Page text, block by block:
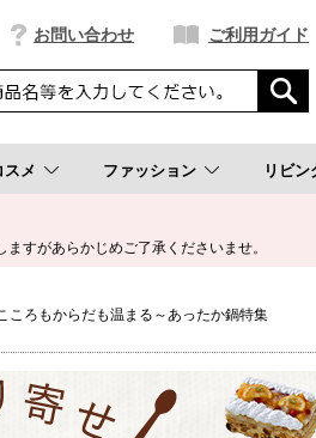
お問い合わせ ご利用ガイド
スメ ファッション リビン
すがあらかじめご了承くださいませ。
ころもからだも温まる～あったか鍋特集